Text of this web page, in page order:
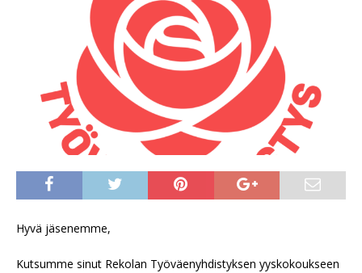
Hyvä jäsenemme,
Kutsumme sinut Rekolan Työväenyhdistyksen yyskokoukseen